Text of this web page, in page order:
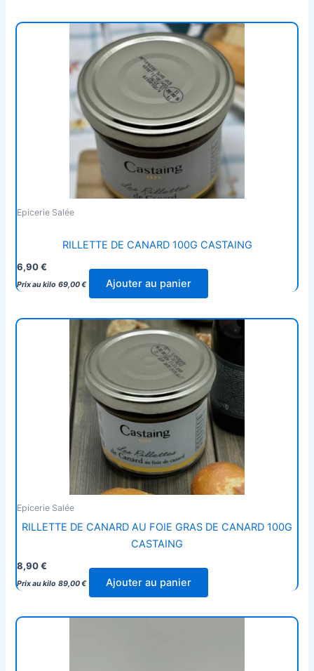
Epicerie Salée
RILLETTE DE CANARD 100G CASTAING
6,90€
Prix au kilo 69,00€ Ajouter au panier
Epicerie Salée
RILLETTE DE CANARD AU FOIE GRAS DE CANARD 100G
CASTAING
8,90€
Prix au kilo 89,00€ Ajouter au panier